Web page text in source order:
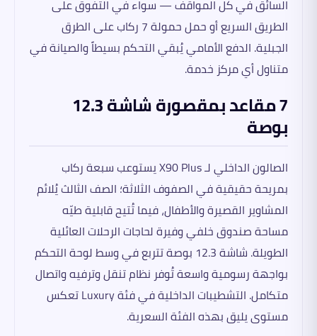
السائق في كل المواقف — سواء في التفوق على
الطريق السريع أو حمل حمولة 7 ركاب على الطرق
الجبلية. الدفع الأمامي يُبقي التحكم بسيطاً والصيانة في
متناول أي مركز خدمة.
7 مقاعد بمقصورة شاشة 12.3
بوصة
الصالون الداخلي لـ X90 Plus يستوعب سبعة ركاب
بمريحة حقيقية في الصفوف الثلاثة؛ الصف الثالث يُلائم
المشاوير القصيرة والأطفال، فيما تُتيح قابلية طيّه
مساحة صندوق خلفي وفيرة لحاجات الرحلات العائلية
الطويلة. شاشة 12.3 بوصة تتربع في وسط لوحة التحكم
بواجهة رسومية واسعة تُوفر نظام تنقل وترفيه واتصال
متكامل. التشطيبات الداخلية في فئة Luxury تعكس
مستوى يليق بهذه الفئة السعرية.